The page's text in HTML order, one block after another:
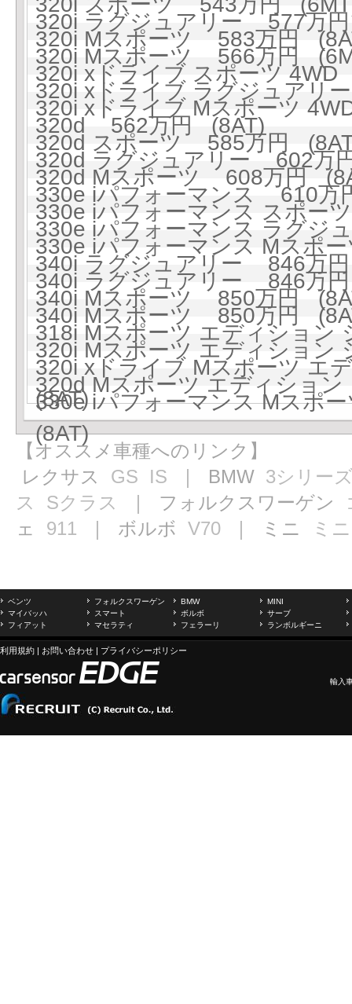
320i ラグジュアリー 577万
320i Mスポーツ 583万円
320i Mスポーツ 566万円
320i xドライブ スポーツ
320i xドライブ ラグジュア
320i xドライブ Mスポーツ
320d 562万円 (8AT)
320d スポーツ 585万円
320d ラグジュアリー 602万
320d Mスポーツ 608万円
330e iパフォーマンス 610万
330e iパフォーマンス スポ
330e iパフォーマンス ラグ
330e iパフォーマンス Mスポ
340i ラグジュアリー 846万
340i ラグジュアリー 846万
340i Mスポーツ 850万円
340i Mスポーツ 850万円
318i Mスポーツ エディショ
320i Mスポーツ エディショ
320i xドライブ Mスポーツ
(8AT)
320d Mスポーツ エディショ
330e iパフォーマンス Mスポ
(8AT)
【オススメ車種へのリンク】
レクサス GS IS ｜ BMW 3シリー
ス
Sクラス ｜ フォルクスワーゲン
ェ 911 ｜ ボルボ V70 ｜ ミニ ミニ
ベンツ フォルクスワーゲン BMW
MINI
マイバッハ
スマート ボルボ
サーブ
フィアット
マセラティ フェラーリ ランボルギーニ
利用規約 | お問い合わせ | プライバシーポリシー
輸入